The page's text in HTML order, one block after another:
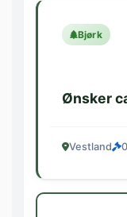
Bjørk
Ønsker
Vestland